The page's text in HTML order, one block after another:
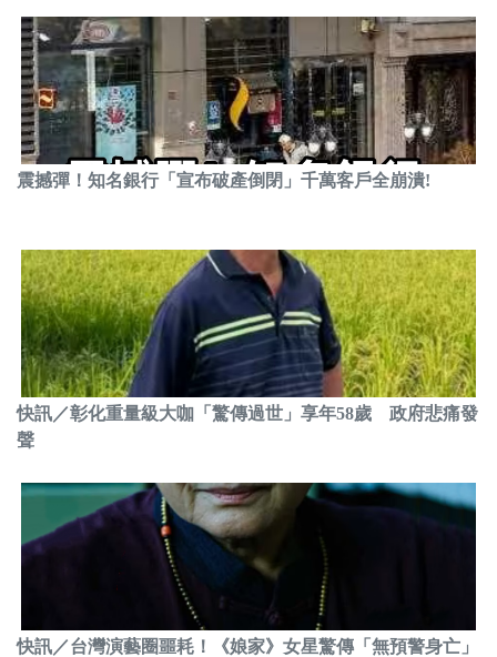
震撼彈！知名銀行「宣布破產倒閉」千萬客戶全崩潰!
快訊／彰化重量級大咖「驚傳過世」享年58歲 政府悲痛發
聲
快訊／台灣演藝圈噩耗！《娘家》女星驚傳「無預警身亡」